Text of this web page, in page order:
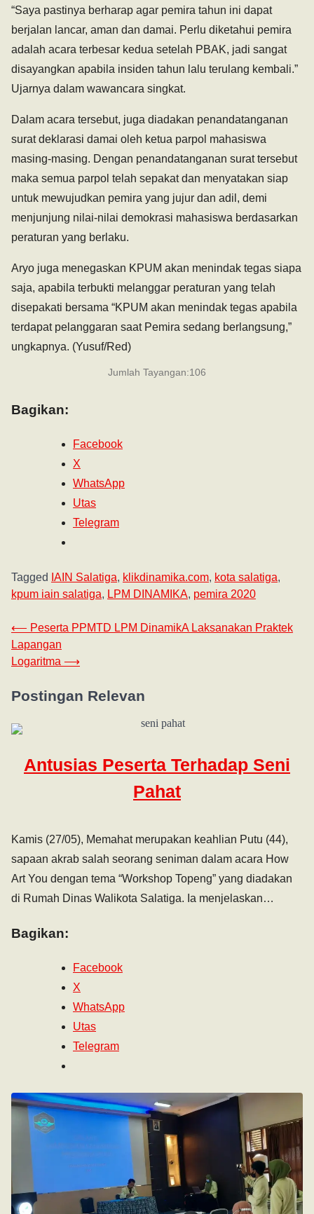
“Saya pastinya berharap agar pemira tahun ini dapat
berjalan lancar, aman dan damai. Perlu diketahui pemira
adalah acara terbesar kedua setelah PBAK, jadi sangat
disayangkan apabila insiden tahun lalu terulang kembali.”
Ujarnya dalam wawancara singkat.
Dalam acara tersebut, juga diadakan penandatanganan
surat deklarasi damai oleh ketua parpol mahasiswa
masing-masing. Dengan penandatanganan surat tersebut
maka semua parpol telah sepakat dan menyatakan siap
untuk mewujudkan pemira yang jujur dan adil, demi
menjunjung nilai-nilai demokrasi mahasiswa berdasarkan
peraturan yang berlaku.
Aryo juga menegaskan KPUM akan menindak tegas siapa
saja, apabila terbukti melanggar peraturan yang telah
disepakati bersama “KPUM akan menindak tegas apabila
terdapat pelanggaran saat Pemira sedang berlangsung,”
ungkapnya. (Yusuf/Red)
Jumlah Tayangan:106
Bagikan:
Facebook
X
WhatsApp
Utas
Telegram
Tagged IAIN Salatiga, klikdinamika.com, kota salatiga,
kpum iain salatiga, LPM DINAMIKA, pemira 2020
⟵ Peserta PPMTD LPM DinamikA Laksanakan Praktek
Lapangan
Logaritma ⟶
Postingan Relevan
Antusias Peserta Terhadap Seni
Pahat
Kamis (27/05), Memahat merupakan keahlian Putu (44),
sapaan akrab salah seorang seniman dalam acara How
Art You dengan tema “Workshop Topeng” yang diadakan
di Rumah Dinas Walikota Salatiga. Ia menjelaskan…
Bagikan:
Facebook
X
WhatsApp
Utas
Telegram